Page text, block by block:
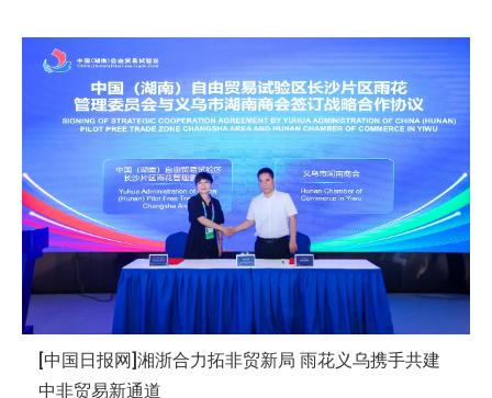
[中国日报网]湘浙合力拓非贸新局 雨花义乌携手共建
中非贸易新通道